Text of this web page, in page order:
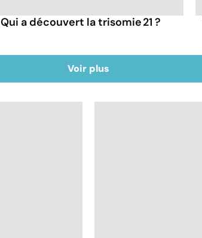
Qui a découvert la trisomie 21 ?
Voir plus